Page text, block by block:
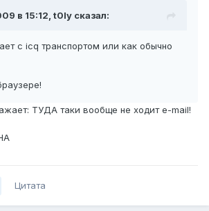
в 15:12, t0ly сказал:
с icq транспортом или как обычно
ТУДА таки вообще не ходит e-mail!
Цитата